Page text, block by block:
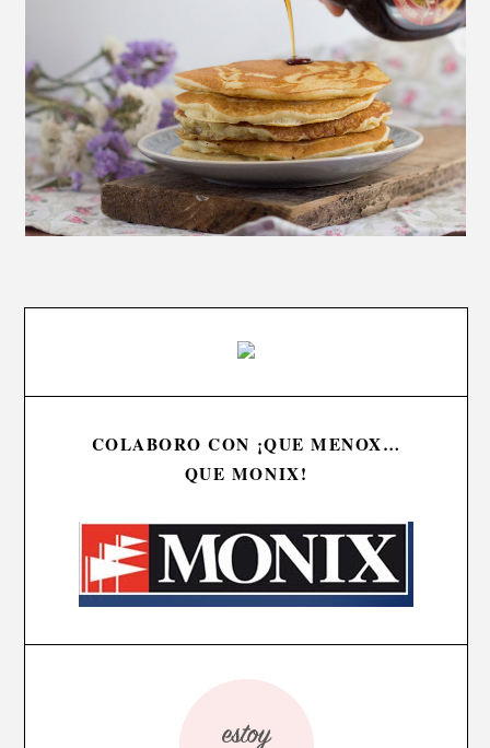
COLABORO CON ¡QUE MENOX…
QUE MONIX!